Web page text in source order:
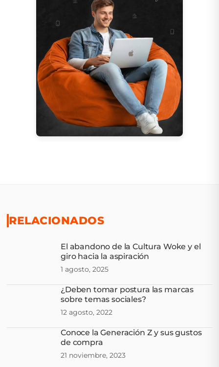
RELACIONADOS
El abandono de la Cultura Woke y el
giro hacia la aspiración
1 agosto, 2025
¿Deben tomar postura las marcas
sobre temas sociales?
12 agosto, 2022
Conoce la Generación Z y sus gustos
de compra
21 noviembre, 2023